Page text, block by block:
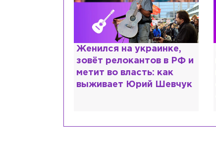
Женился на украинке,
зовёт релокантов в РФ и
метит во власть: как
выживает Юрий Шевчук